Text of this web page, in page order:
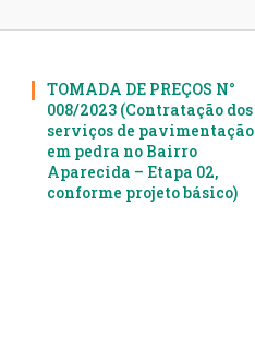
TOMADA DE PREÇOS N°
008/2023 (Contratação dos
serviços de pavimentação
em pedra no Bairro
Aparecida – Etapa 02,
conforme projeto básico)